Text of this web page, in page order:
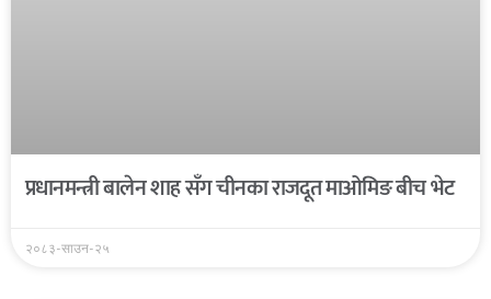
प्रधानमन्त्री बालेन शाह सँग चीनका राजदूत माओमिङ बीच भेट
२०८३-साउन-२५